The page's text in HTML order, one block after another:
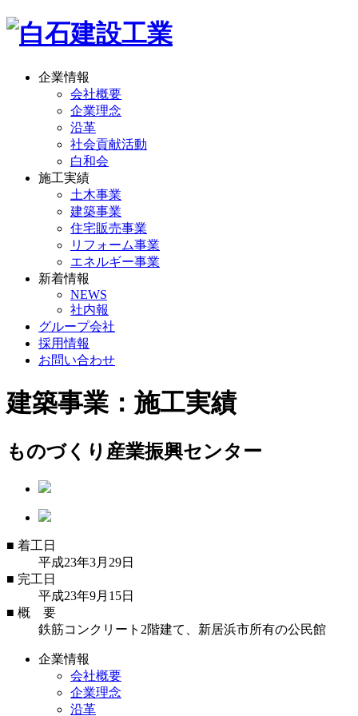
企業情報
会社概要
企業理念
沿革
社会貢献活動
白和会
施工実績
土木事業
建築事業
住宅販売事業
リフォーム事業
エネルギー事業
新着情報
NEWS
社内報
グループ会社
採用情報
お問い合わせ
建築事業：施工実績
ものづくり産業振興センター
■ 着工日
平成23年3月29日
■ 完工日
平成23年9月15日
■ 概 要
鉄筋コンクリート2階建て、新居浜市所有の公民館
企業情報
会社概要
企業理念
沿革